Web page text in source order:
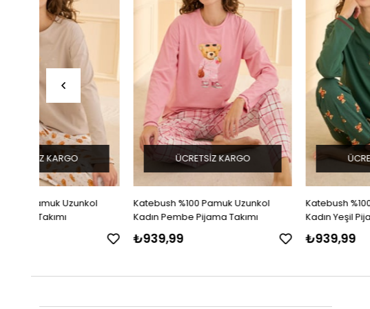
Katebush %100 Pamuk Uzunkol
Kadın Pembe Pijama Takımı
ÜCRETSIZ KARGO
Katebush %100 Pamuk Uzunkol
Kadın Yeşil Pijama Takımı
ÜCRETSIZ KARGO